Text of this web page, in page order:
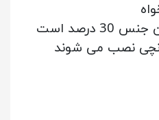
درصد است
نصب می شوند